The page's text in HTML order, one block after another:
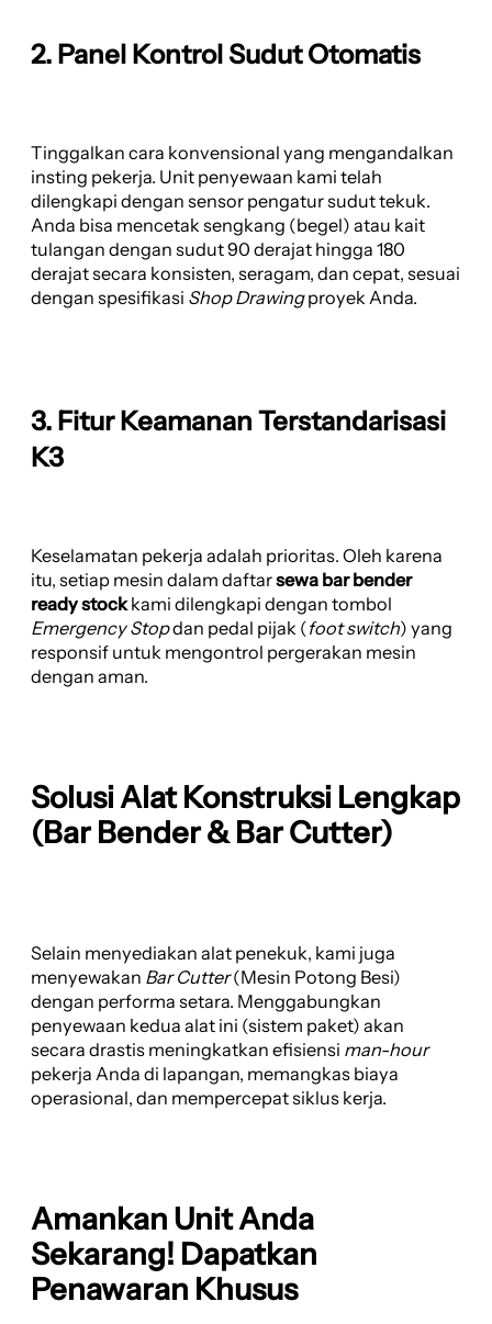
2. Panel Kontrol Sudut Otomatis
Tinggalkan cara konvensional yang mengandalkan
insting pekerja. Unit penyewaan kami telah
dilengkapi dengan sensor pengatur sudut tekuk.
Anda bisa mencetak sengkang (begel) atau kait
tulangan dengan sudut 90 derajat hingga 180
derajat secara konsisten, seragam, dan cepat, sesuai
dengan spesifikasi Shop Drawingproyek Anda.
3. Fitur Keamanan Terstandarisasi
K3
Keselamatan pekerja adalah prioritas. Oleh karena
itu, setiap mesin dalam daftarsewa bar bender
ready stockkami dilengkapi dengan tombol
Emergency Stopdan pedal pijak (foot switch) yang
responsif untuk mengontrol pergerakan mesin
dengan aman.
Solusi Alat Konstruksi Lengkap
(Bar Bender & Bar Cutter)
Selain menyediakan alat penekuk, kami juga
menyewakan Bar Cutter(Mesin Potong Besi)
dengan performa setara. Menggabungkan
penyewaan kedua alat ini (sistem paket) akan
secara drastis meningkatkan efisiensi man-hour
pekerja Anda di lapangan, memangkas biaya
operasional, dan mempercepat siklus kerja.
Amankan Unit Anda
Sekarang! Dapatkan
Penawaran Khusus